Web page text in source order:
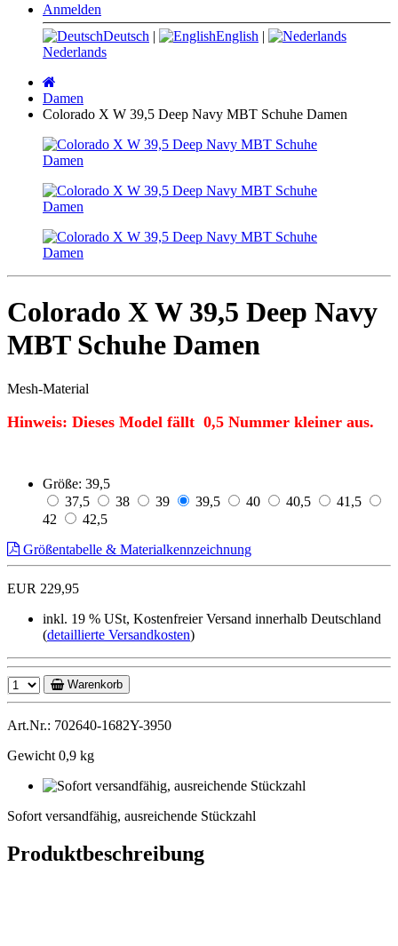
Anmelden
Deutsch | English |
Nederlands
Damen
Colorado X W 39,5 Deep Navy MBT Schuhe Damen
Colorado X W 39,5 Deep Navy
MBT Schuhe Damen
Mesh-Material
Hinweis: Dieses Model fällt 0,5 Nummer kleiner aus.
Größe: 39,5
37,5
38 39 39,5 40 40,5
41,5
42
42,5
Größentabelle & Materialkennzeichnung
EUR 229,95
inkl. 19 % USt, Kostenfreier Versand innerhalb Deutschland
(detaillierte Versandkosten)
Warenkorb
Art.Nr.: 702640-1682Y-3950
Gewicht 0,9 kg
Sofort versandfähig, ausreichende Stückzahl
Produktbeschreibung